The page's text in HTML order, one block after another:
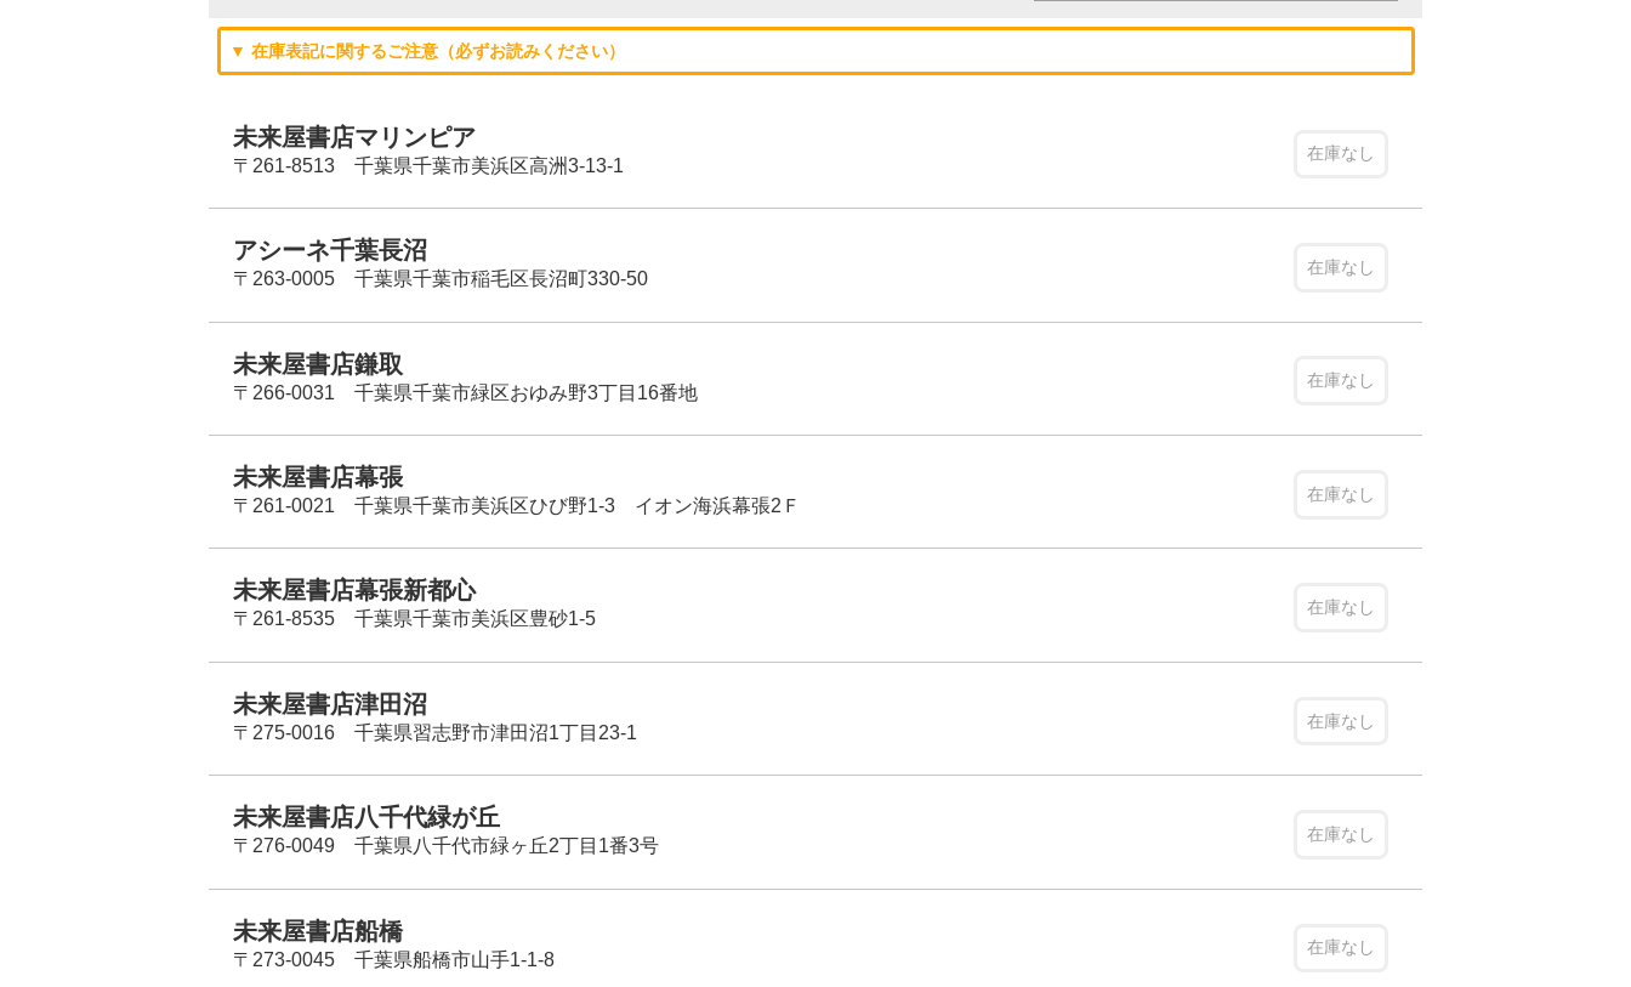
▼ 在庫表記に関するご注意（必ずお読みください）
未来屋書店マリンピア
〒261-8513 千葉県千葉市美浜区高洲3-13-1
在庫なし
アシーネ千葉長沼
〒263-0005 千葉県千葉市稲毛区長沼町330-50
在庫なし
未来屋書店鎌取
〒266-0031 千葉県千葉市緑区おゆみ野3丁目16番地
在庫なし
未来屋書店幕張
〒261-0021 千葉県千葉市美浜区ひび野1-3 イオン海浜幕張2Ｆ
在庫なし
未来屋書店幕張新都心
〒261-8535 千葉県千葉市美浜区豊砂1-5
在庫なし
未来屋書店津田沼
〒275-0016 千葉県習志野市津田沼1丁目23-1
在庫なし
未来屋書店八千代緑が丘
〒276-0049 千葉県八千代市緑ヶ丘2丁目1番3号
在庫なし
未来屋書店船橋
〒273-0045 千葉県船橋市山手1-1-8
在庫なし